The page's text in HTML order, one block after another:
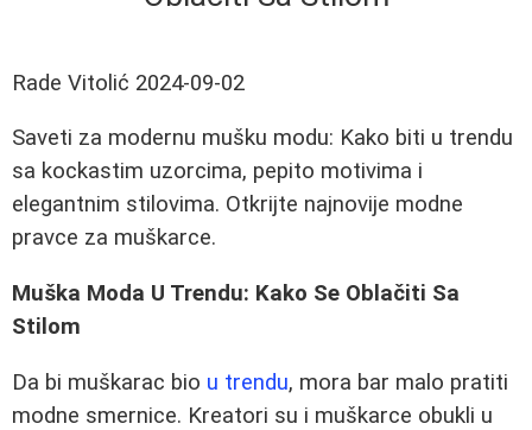
Rade Vitolić 2024-09-02
Saveti za modernu mušku modu: Kako biti u trendu
sa kockastim uzorcima, pepito motivima i
elegantnim stilovima. Otkrijte najnovije modne
pravce za muškarce.
Muška Moda U Trendu: Kako Se Oblačiti Sa
Stilom
Da bi muškarac bio u trendu, mora bar malo pratiti
modne smernice. Kreatori su i muškarce obukli u